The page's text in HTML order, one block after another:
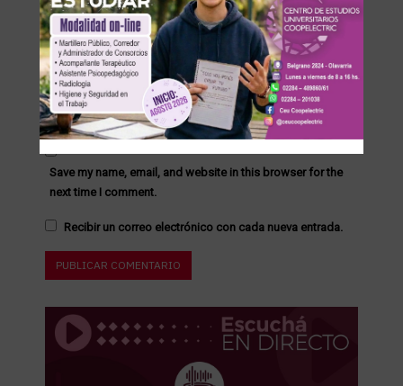
Save my name, email, and website in this browser for the
next time I comment.
Recibir un correo electrónico con cada nueva entrada.